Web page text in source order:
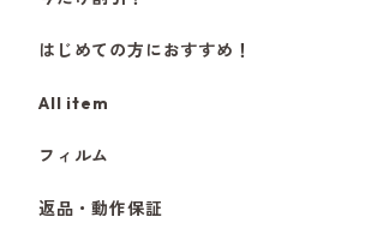
はじめての方におすすめ！
All item
フィルム
返品・動作保証